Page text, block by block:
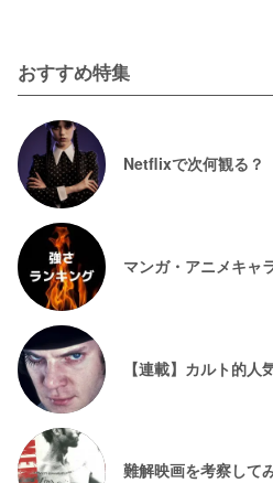
おすすめ特集
Netflixで次何観る？
マンガ・アニメキャ
【連載】カルト的人
難解映画を考察して